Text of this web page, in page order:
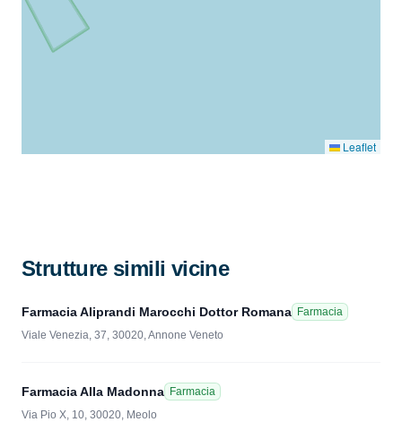
Leaflet
Strutture simili vicine
Farmacia Aliprandi Marocchi Dottor Romana Farmacia
Viale Venezia, 37, 30020, Annone Veneto
Farmacia Alla Madonna Farmacia
Via Pio X, 10, 30020, Meolo